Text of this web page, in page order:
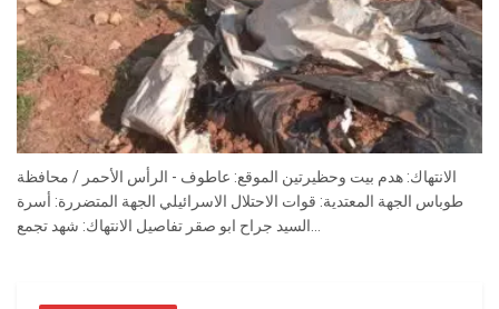
الانتهاك: هدم بيت وحظيرتين الموقع: عاطوف - الرأس الأحمر / محافظة
طوباس الجهة المعتدية: قوات الاحتلال الاسرائيلي الجهة المتضررة: أسرة
السيد جراح ابو صقر تفاصيل الانتهاك: شهد تجمع...